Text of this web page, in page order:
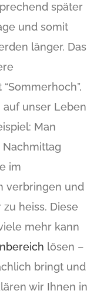
später
und somit
länger. Das
unser Leben
Man
im
verbringen und
heiss. Diese
mehr kann
lösen –
bringt und
wir Ihnen in